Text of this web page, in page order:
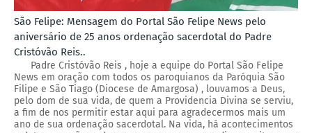
São Felipe: Mensagem do Portal São Felipe News pelo
aniversário de 25 anos ordenação sacerdotal do Padre
Cristóvão Reis..
Padre Cristóvão Reis , hoje a equipe do Portal São Felipe
News em oração com todos os paroquianos da Paróquia São
Filipe e São Tiago (Diocese de Amargosa) , louvamos a Deus,
pelo dom de sua vida, de quem a Providencia Divina se serviu,
a fim de nos permitir estar aqui para agradecermos mais um
ano de sua ordenação sacerdotal. Na vida, há acontecimentos